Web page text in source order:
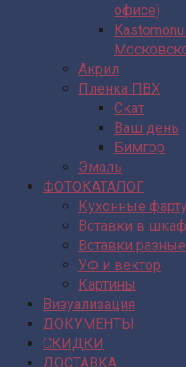
офисе)
Акрил
Пленка ПВХ
Скат
Ваш день
Бимгор
Эмаль
ФОТОКАТАЛОГ
Кухонные
Вставки в
Вставки разные
УФ и вектор
Картины
Визуализация
ДОКУМЕНТЫ
СКИДКИ
ДОСТАВКА